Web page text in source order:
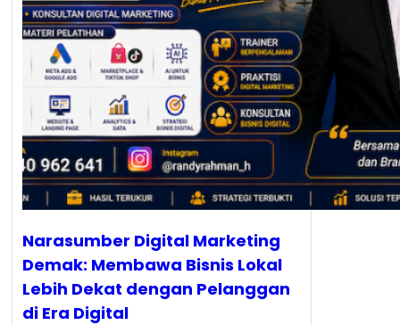
Narasumber Digital Marketing
Demak: Membawa Bisnis Lokal
Lebih Dekat dengan Pelanggan
di Era Digital